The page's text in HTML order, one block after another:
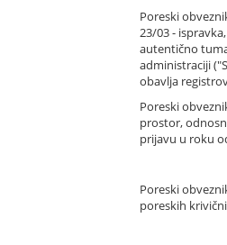
Poreski
23/03 -
autentično
administraciji
obavlja
Poreski
prostor,
prijavu u roku
Poreski
poreskih